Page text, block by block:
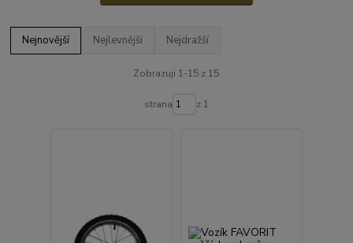
Nejnovější Nejlevnější Nejdražší
Zobrazuji 1-15 z 15
strana z 1